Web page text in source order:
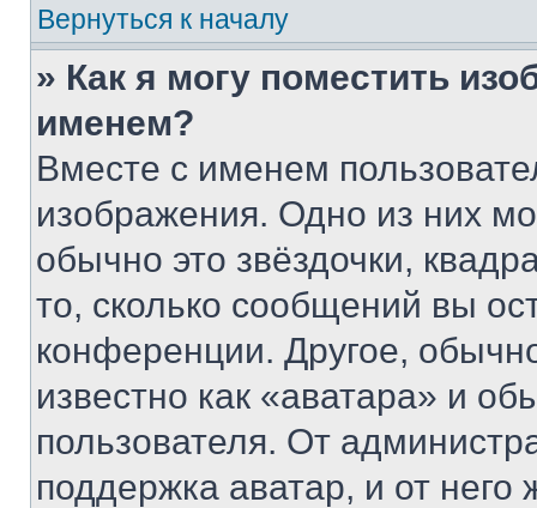
Вернуться к началу
» Как я могу поместить
именем?
Вместе с именем
изображения. Одно из них
обычно это звёздочки,
то, сколько сообщений вы
конференции. Другое,
известно как «аватара» и
пользователя. От
поддержка аватар, и от него